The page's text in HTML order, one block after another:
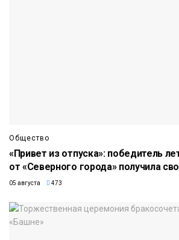
Общество
«Привет из отпуска»: победитель
от «Северного города» получила
05 августа 473